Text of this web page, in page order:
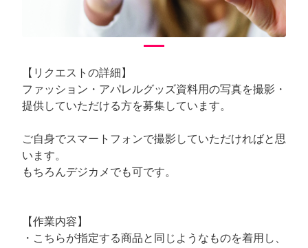
【リクエストの詳細】
ファッション・アパレルグッズ資料用の写真を撮影・
提供していただける方を募集しています。
ご自身でスマートフォンで撮影していただければと思
います。
もちろんデジカメでも可です。
【作業内容】
・こちらが指定する商品と同じようなものを着用し、